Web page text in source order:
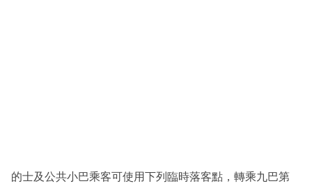
的士及公共小巴乘客可使用下列臨時落客點，轉乘九巴第